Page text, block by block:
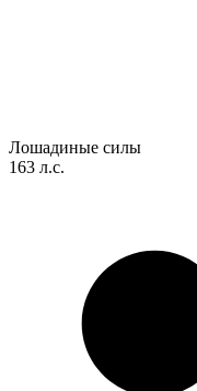
Лошадиные силы
163 л.с.